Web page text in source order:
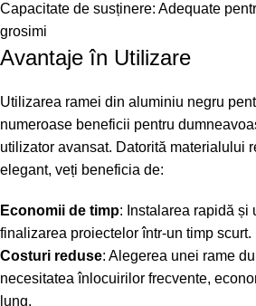
Capacitate de susținere: Adequate
grosimi
Avantaje în Utilizare
Utilizarea ramei din aluminiu negru
numeroase beneficii pentru
utilizator avansat. Datorită materialului
elegant, veți beneficia de:
Economii de timp: Instalarea rapidă și
finalizarea proiectelor într-un timp scurt.
Costuri reduse: Alegerea unei rame
necesitatea înlocuirilor frecvente,
lung.